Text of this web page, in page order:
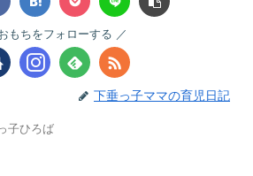
もちをフォローする
下垂っ子ママの育児日記
子ひろば